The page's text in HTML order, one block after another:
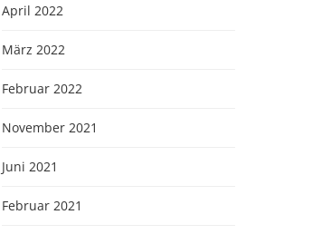
April 2022
März 2022
Februar 2022
November 2021
Juni 2021
Februar 2021